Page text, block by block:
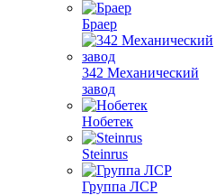
Браер
342 Механический
завод
Нобетек
Steinrus
Группа ЛСР